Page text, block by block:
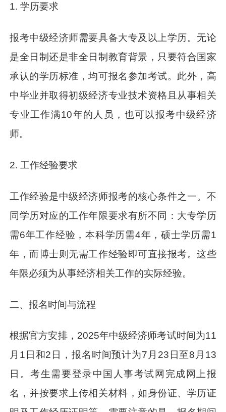
1. 学历要求
报考中级经济师需要具备大专及以上学历。无论
是全日制还是非全日制教育背景，只要符合国家
承认的学历标准，均可报名参加考试。此外，高
中毕业并取得初级经济专业技术资格且从事相关
专业工作满10年的人员，也可以报考中级经济
师。
2. 工作经验要求
工作经验是中级经济师报考的核心条件之一。不
同学历对应的工作年限要求有所不同：大专学历
需6年工作经验，本科学历需4年，硕士学历需1
年，而博士则无需工作经验即可直接报考。这些
年限必须为从事经济相关工作的实际经验。
二、报名时间与流程
根据官方安排，2025年中级经济师考试时间为11
月1日和2日，报名时间预计为7月23日至8月13
日。考生需要登录中国人事考试网完成网上报
名，并按要求上传相关材料，如身份证、学历证